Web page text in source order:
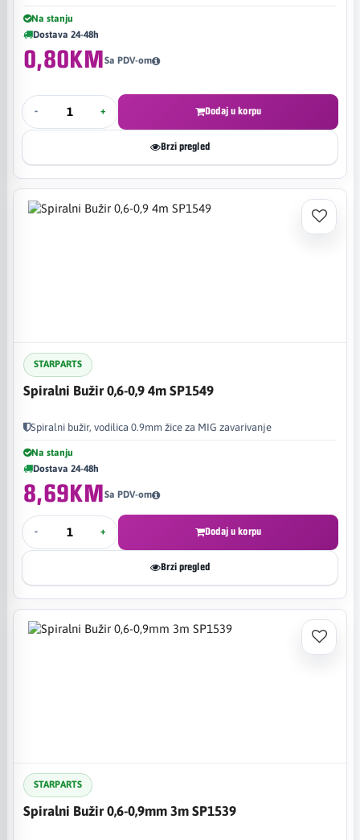
Na stanju
Dostava 24-48h
0,80KMSa PDV-om
- + Dodaj u korpu
Brzi pregled
STARPARTS
Spiralni Bužir 0,6-0,9 4m SP1549
Spiralni bužir, vodilica 0.9mm žice za MIG zavarivanje
Na stanju
Dostava 24-48h
8,69KMSa PDV-om
- + Dodaj u korpu
Brzi pregled
STARPARTS
Spiralni Bužir 0,6-0,9mm 3m SP1539